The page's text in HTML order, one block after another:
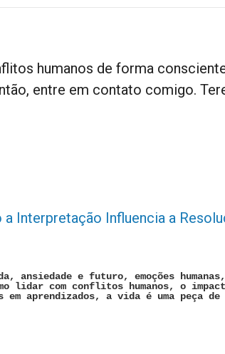
humanos de forma
entre em contato comigo.
Interpretação Influencia a
ansiedade e futuro, emoções
lidar com conflitos humanos, o
aprendizados, a vida é uma peça